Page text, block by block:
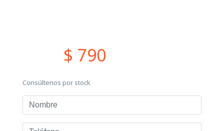
$ 790
Consúltenos por stock
Nombre
Teléfono